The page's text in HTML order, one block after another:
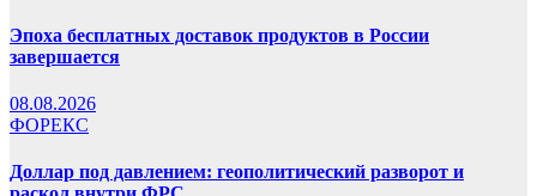
Эпоха бесплатных доставок продуктов в России
завершается
08.08.2026
ФОРЕКС
Доллар под давлением: геополитический разворот и